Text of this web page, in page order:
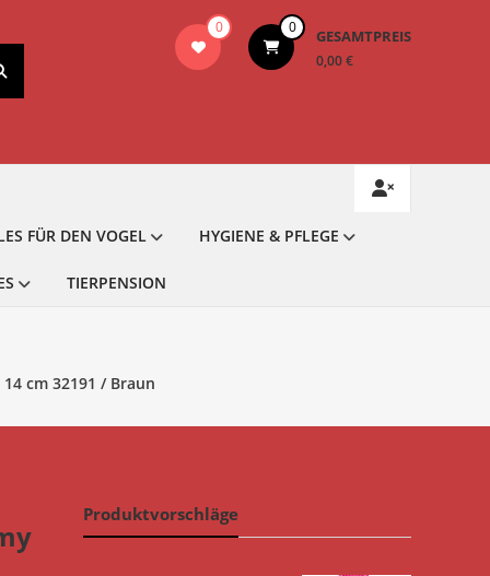
0 0 GESAMTPREIS
0,00 €
FÜR DEN VOGEL HYGIENE & PFLEGE
TIERPENSION
cm 32191 / Braun
Produktvorschläge